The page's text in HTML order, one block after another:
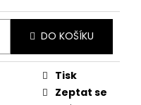
DO KOŠÍKU
Tisk
Zeptat se